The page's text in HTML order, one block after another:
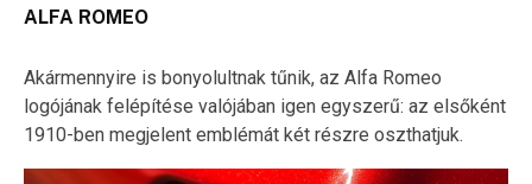
ALFA ROMEO
Akármennyire is bonyolultnak tűnik, az Alfa Romeo
logójának felépítése valójában igen egyszerű: az elsőként
1910-ben megjelent emblémát két részre oszthatjuk.